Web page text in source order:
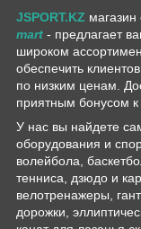
JSPORT.KZ магазин
mart - предлагает
широком
обеспечить
по низким ценам.
приятным бонусом
У нас вы найдете
оборудования и
волейбола,
тенниса, дзюдо и
велотренажеры,
дорожки,